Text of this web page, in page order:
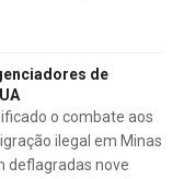
de
o combate aos
ilegal em Minas
deflagradas nove